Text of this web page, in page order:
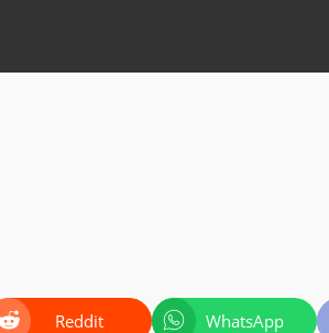
Reddit WhatsApp